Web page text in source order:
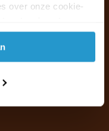
over onze cookie-